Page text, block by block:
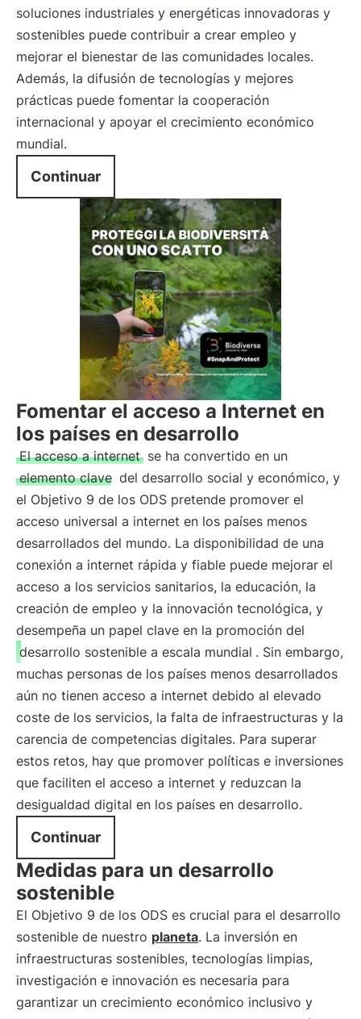
soluciones industriales y energéticas innovadoras y
sostenibles puede contribuir a crear empleo y
mejorar el bienestar de las comunidades locales.
Además, la difusión de tecnologías y mejores
prácticas puede fomentar la cooperación
internacional y apoyar el crecimiento económico
mundial.
Continuar
Fomentar el acceso a Internet en
los países en desarrollo
El acceso a internet se ha convertido en un
elemento clave del desarrollo social y económico, y
el Objetivo 9 de los ODS pretende promover el
acceso universal a internet en los países menos
desarrollados del mundo. La disponibilidad de una
conexión a internet rápida y fiable puede mejorar el
acceso a los servicios sanitarios, la educación, la
creación de empleo y la innovación tecnológica, y
desempeña un papel clave en la promoción del
desarrollo sostenible a escala mundial . Sin embargo,
muchas personas de los países menos desarrollados
aún no tienen acceso a internet debido al elevado
coste de los servicios, la falta de infraestructuras y la
carencia de competencias digitales. Para superar
estos retos, hay que promover políticas e inversiones
que faciliten el acceso a internet y reduzcan la
desigualdad digital en los países en desarrollo.
Continuar
Medidas para un desarrollo
sostenible
El Objetivo 9 de los ODS es crucial para el desarrollo
sostenible de nuestro planeta. La inversión en
infraestructuras sostenibles, tecnologías limpias,
investigación e innovación es necesaria para
garantizar un crecimiento económico inclusivo y